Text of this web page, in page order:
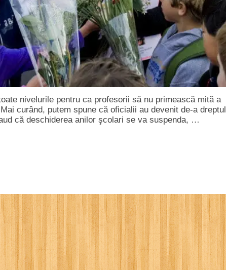
nivelurile pentru ca profesorii să nu primească mită a
curând, putem spune că oficialii au devenit de-a dreptul
că deschiderea anilor şcolari se va suspenda, …